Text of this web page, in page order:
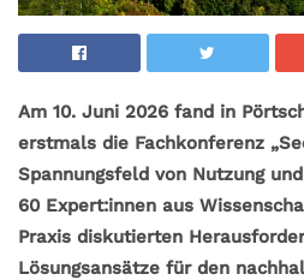
Am 10. Juni 2026 fand in
erstmals die Fachkonferenz
Spannungsfeld von Nutzung
60 Expert:innen aus
Praxis diskutierten
Lösungsansätze für den